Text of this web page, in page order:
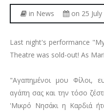
Other
in News on 25
Last night's performance
Theatre was sold-out! As
"Αγαπημένοι μου Φίλοι,
αγάπη σας και την τόσο
'Μικρό Νησάκι η Καρδιά